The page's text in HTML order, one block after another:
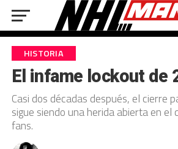
HISTORIA
El infame lockout de
Casi dos décadas después, el cierre
sigue siendo una herida abierta en el
fans.